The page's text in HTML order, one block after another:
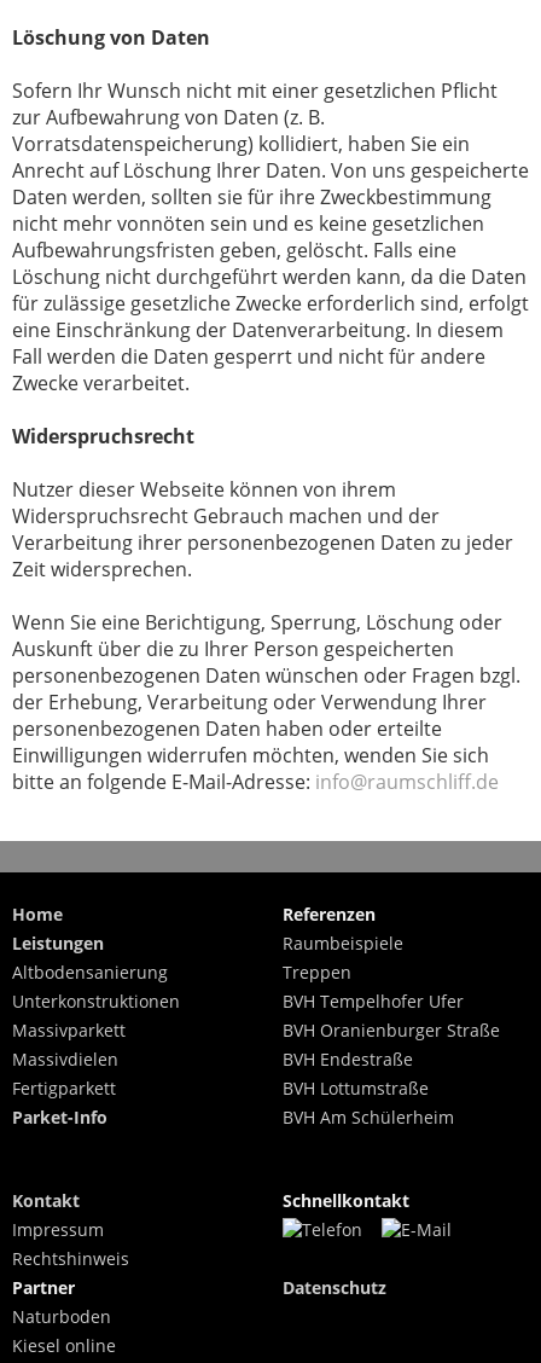
Löschung von Daten
Sofern Ihr Wunsch nicht mit einer gesetzlichen Pflicht
zur Aufbewahrung von Daten (z. B.
Vorratsdatenspeicherung) kollidiert, haben Sie ein
Anrecht auf Löschung Ihrer Daten. Von uns gespeicherte
Daten werden, sollten sie für ihre Zweckbestimmung
nicht mehr vonnöten sein und es keine gesetzlichen
Aufbewahrungsfristen geben, gelöscht. Falls eine
Löschung nicht durchgeführt werden kann, da die Daten
für zulässige gesetzliche Zwecke erforderlich sind, erfolgt
eine Einschränkung der Datenverarbeitung. In diesem
Fall werden die Daten gesperrt und nicht für andere
Zwecke verarbeitet.
Widerspruchsrecht
Nutzer dieser Webseite können von ihrem
Widerspruchsrecht Gebrauch machen und der
Verarbeitung ihrer personenbezogenen Daten zu jeder
Zeit widersprechen.
Wenn Sie eine Berichtigung, Sperrung, Löschung oder
Auskunft über die zu Ihrer Person gespeicherten
personenbezogenen Daten wünschen oder Fragen bzgl.
der Erhebung, Verarbeitung oder Verwendung Ihrer
personenbezogenen Daten haben oder erteilte
Einwilligungen widerrufen möchten, wenden Sie sich
bitte an folgende E-Mail-Adresse: info@raumschliff.de
Home
Leistungen
Altbodensanierung
Unterkonstruktionen
Massivparkett
Massivdielen
Fertigparkett
Parket-Info
Referenzen
Raumbeispiele
Treppen
BVH Tempelhofer Ufer
BVH Oranienburger Straße
BVH Endestraße
BVH Lottumstraße
BVH Am Schülerheim
Kontakt
Impressum
Rechtshinweis
Partner
Naturboden
Kiesel online
Schnellkontakt
Datenschutz